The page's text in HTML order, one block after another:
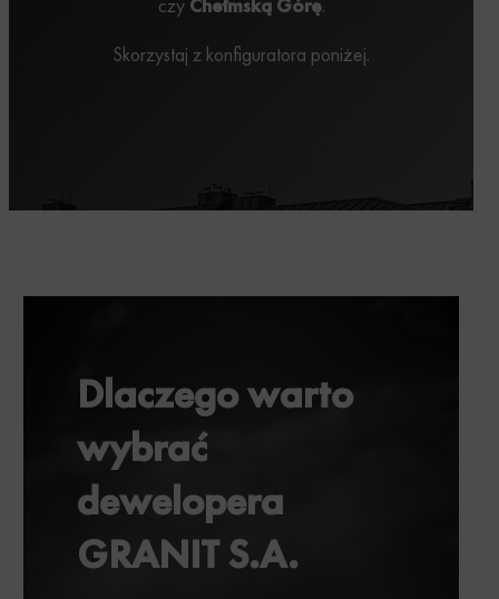
czy Chełmską Górę.
Skorzystaj z konfiguratora poniżej.
Dlaczego warto
wybrać
dewelopera
GRANIT S.A.